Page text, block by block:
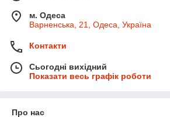
м. Одеса
Варненська, 21, Одеса, Україна
Контакти
Сьогодні вихідний
Показати весь графік роботи
Про нас